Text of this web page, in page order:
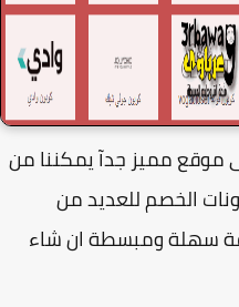
مميز جدآ يمكننا من
الخصم للعديد من
سهلة ومبسطة ان شاء